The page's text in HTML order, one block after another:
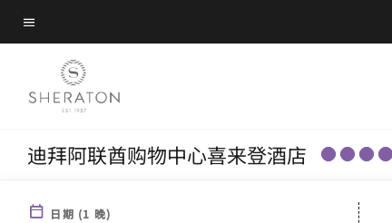
Skip
to
content
菜单文本
迪拜阿联酋购物中心喜来登酒店
日期 (1 晚)